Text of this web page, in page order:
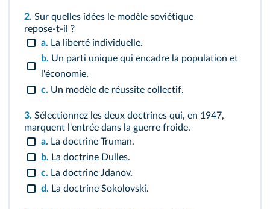
2. Sur quelles idées le modèle soviétique
repose‑t‑il ?
a. La liberté individuelle.
b. Un parti unique qui encadre la population et
l'économie.
c. Un modèle de réussite collectif.
3. Sélectionnez les deux doctrines qui, en 1947,
marquent l'entrée dans la guerre froide.
a. La doctrine Truman.
b. La doctrine Dulles.
c. La doctrine Jdanov.
d. La doctrine Sokolovski.